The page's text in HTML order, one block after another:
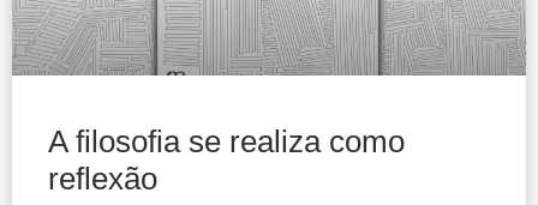
A filosofia se realiza como
reflexão